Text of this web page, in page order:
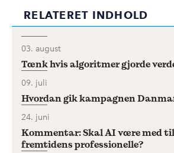
RELATERET INDHOLD
03. august
Tænk hvis algoritmer gjorde
09. juli
Hvordan gik kampagnen
24. juni
Kommentar: Skal AI være med
fremtidens professionelle?